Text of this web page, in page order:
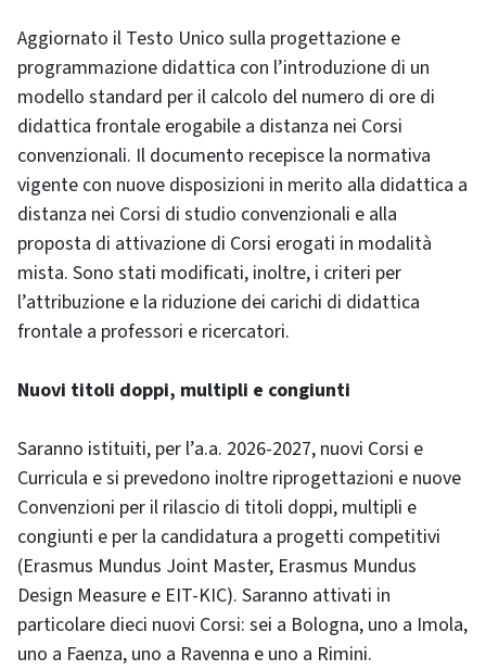
Aggiornato il Testo Unico sulla progettazione e
programmazione didattica con l’introduzione di un
modello standard per il calcolo del numero di ore di
didattica frontale erogabile a distanza nei Corsi
convenzionali. Il documento recepisce la normativa
vigente con nuove disposizioni in merito alla didattica a
distanza nei Corsi di studio convenzionali e alla
proposta di attivazione di Corsi erogati in modalità
mista. Sono stati modificati, inoltre, i criteri per
l’attribuzione e la riduzione dei carichi di didattica
frontale a professori e ricercatori.
Nuovi titoli doppi, multipli e congiunti
Saranno istituiti, per l’a.a. 2026-2027, nuovi Corsi e
Curricula e si prevedono inoltre riprogettazioni e nuove
Convenzioni per il rilascio di titoli doppi, multipli e
congiunti e per la candidatura a progetti competitivi
(Erasmus Mundus Joint Master, Erasmus Mundus
Design Measure e EIT-KIC). Saranno attivati in
particolare dieci nuovi Corsi: sei a Bologna, uno a Imola,
uno a Faenza, uno a Ravenna e uno a Rimini.